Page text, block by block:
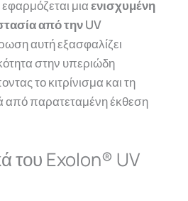
μιαενισχυμένη
από την UV
αυτή εξασφαλίζει
στην υπεριώδη
το κιτρίνισμα και τη
από παρατεταμένη έκθεση
του Exolon® UV